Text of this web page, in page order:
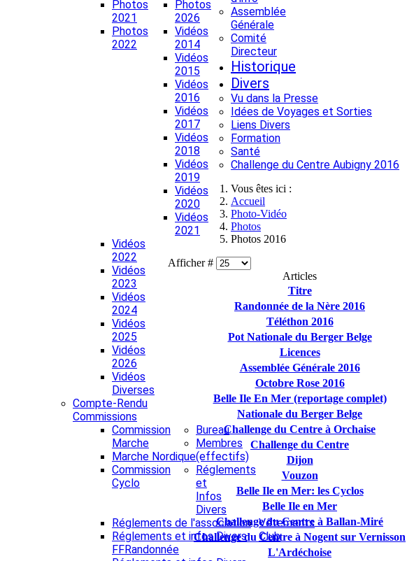
Photos
2021
Photos
2022
Photos
2026
Vidéos
2014
Vidéos
2015
Vidéos
2016
Vidéos
2017
Vidéos
2018
Vidéos
2019
Vidéos
2020
Vidéos
2021
Vidéos
2022
Vidéos
2023
Vidéos
2024
Vidéos
2025
Vidéos
2026
Vidéos
Diverses
Assemblée
Générale
Comité
Directeur
Compte-Rendu
Commissions
Commission
Marche
Marche Nordique
Commission
Cyclo
Bureau
Membres
(effectifs)
Réglements
et
Infos
Divers
Réglements de l'association
Réglements et infos Divers
FFRandonnée
Vêtements
Club
Historique
Divers
Vu dans la Presse
Idées de Voyages et Sorties
Liens Divers
Formation
Santé
Challenge du Centre Aubigny 2016
Vous êtes ici :
Accueil
Photo-Vidéo
Photos
Photos 2016
Afficher #
Articles
Titre
Randonnée de la Nère 2016
Téléthon 2016
Pot Nationale du Berger Belge
Licences
Assemblée Générale 2016
Octobre Rose 2016
Belle Ile En Mer (reportage complet)
Nationale du Berger Belge
Challenge du Centre à Orchaise
Challenge du Centre
Dijon
Vouzon
Belle Ile en Mer: les Cyclos
Belle Ile en Mer
Challenge du Centre à Ballan-Miré
Challenge du Centre à Nogent sur Vernisson
L'Ardéchoise